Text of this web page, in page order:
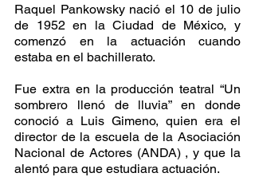
Raquel Pankowsky nació el 10 de julio
de 1952 en la Ciudad de México, y
comenzó en la actuación cuando
estaba en el bachillerato.
Fue extra en la producción teatral “Un
sombrero llenó de lluvia” en donde
conoció a Luis Gimeno, quien era el
director de la escuela de la Asociación
Nacional de Actores (ANDA) , y que la
alentó para que estudiara actuación.